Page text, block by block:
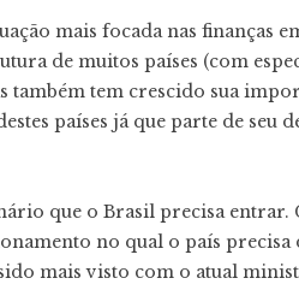
mais focada nas finanças
de muitos países (com
também tem crescido sua
países já que parte de
que o Brasil precisa
no qual o país precisa
mais visto com o atual